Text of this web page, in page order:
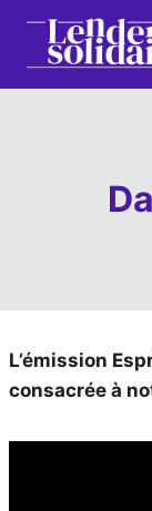
contenu
L’émission
consacrée à